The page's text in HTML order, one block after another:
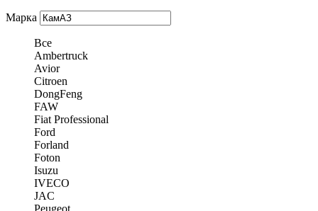
Марка
Все
Ambertruck
Avior
Citroen
DongFeng
FAW
Fiat Professional
Ford
Forland
Foton
Isuzu
IVECO
JAC